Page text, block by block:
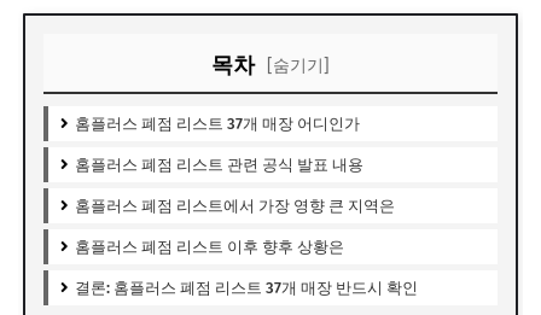
목차 [숨기기]
홈플러스 폐점 리스트 37개 매장 어디인가
홈플러스 폐점 리스트 관련 공식 발표 내용
홈플러스 폐점 리스트에서 가장 영향 큰 지역은
홈플러스 폐점 리스트 이후 향후 상황은
결론: 홈플러스 폐점 리스트 37개 매장 반드시 확인